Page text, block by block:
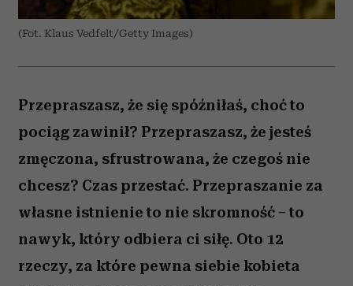
(Fot. Klaus Vedfelt/Getty Images)
Przepraszasz, że się spóźniłaś, choć to
pociąg zawinił? Przepraszasz, że jesteś
zmęczona, sfrustrowana, że czegoś nie
chcesz? Czas przestać. Przepraszanie za
własne istnienie to nie skromność – to
nawyk, który odbiera ci siłę. Oto 12
rzeczy, za które pewna siebie kobieta